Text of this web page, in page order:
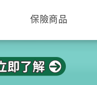
保險商品